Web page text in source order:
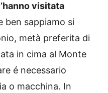
visitata
ben sappiamo si
metà preferita di
in cima al Monte
é necessario
o macchina. In